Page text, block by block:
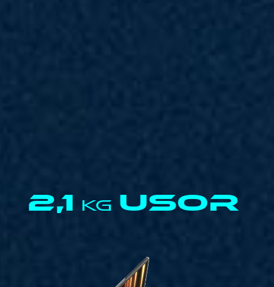
2,1 KG USOR